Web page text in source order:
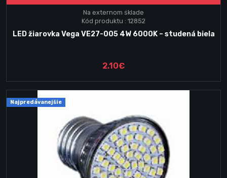
Na externom sklade
Kód produktu : 12852
LED žiarovka Vega VE27-005 4W 6000K – studená biela
2.10€
Najpredávanejšie